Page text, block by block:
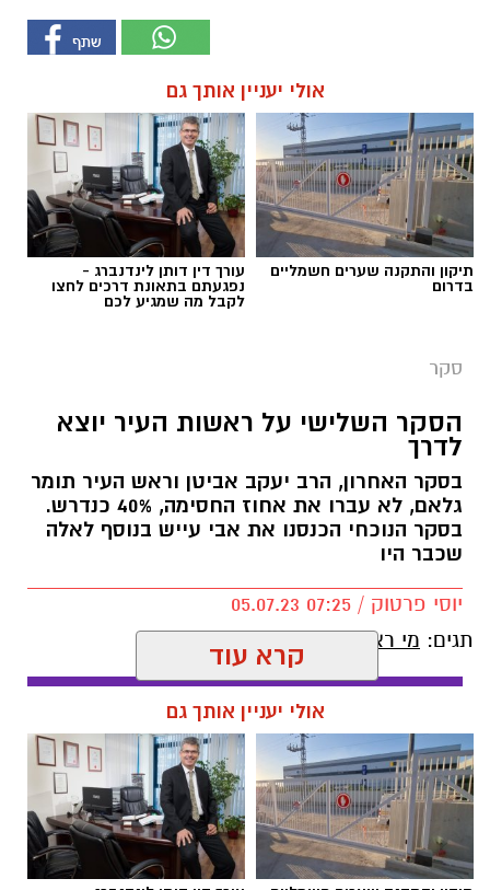
אולי יעניין אותך גם
תיקון והתקנה שערים חשמליים
בדרום
עורך דין דותן לינדנברג -
נפגעתם בתאונת דרכים לחצו
לקבל מה שמגיע לכם
סקר
הסקר השלישי על ראשות העיר יוצא
לדרך
בסקר האחרון, הרב יעקב אביטן וראש העיר תומר
גלאם, לא עברו את אחוז החסימה, 40% כנדרש.
בסקר הנוכחי הכנסנו את אבי עייש בנוסף לאלה
שכבר היו
יוסי פרטוק / 07:25 05.07.23
תגים: מי ראש העיר הבא?
קרא עוד
אולי יעניין אותך גם